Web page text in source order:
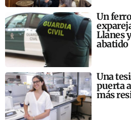
Un
Llanes
abatido
Una
puerta
más